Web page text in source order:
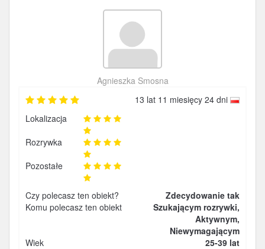
Agnieszka Smosna
13 lat 11 miesięcy 24 dni
Lokalizacja
Rozrywka
Pozostałe
Czy polecasz ten obiekt?
Zdecydowanie tak
Komu polecasz ten obiekt
Szukającym rozrywki,
Aktywnym,
Niewymagającym
Wiek
25-39 lat